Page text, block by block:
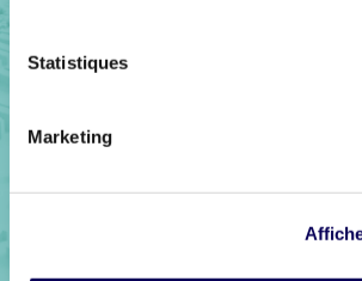
Statistiques
Marketing
Prêt à
notre
Contactez nous